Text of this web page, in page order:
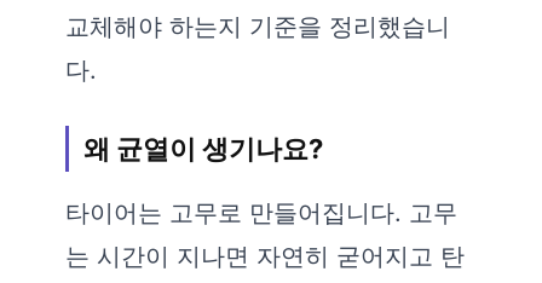
교체해야 하는지 기준을 정리했습니
다.
왜 균열이 생기나요?
타이어는 고무로 만들어집니다. 고무
는 시간이 지나면 자연히 굳어지고 탄